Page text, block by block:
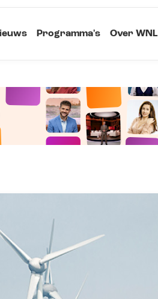
Programma's Over WNL